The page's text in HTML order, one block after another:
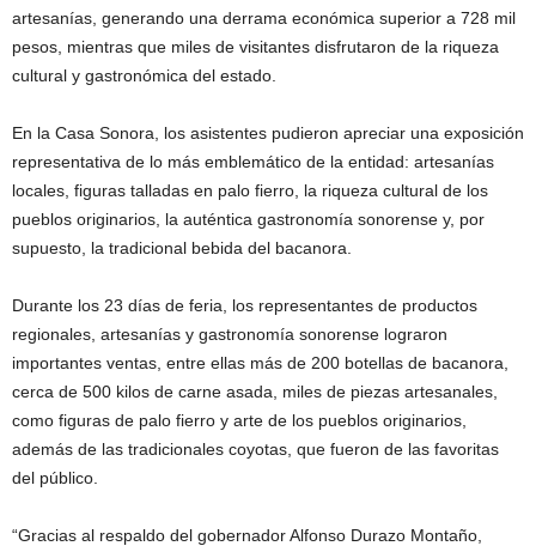
artesanías, generando una derrama económica superior a 728 mil
pesos, mientras que miles de visitantes disfrutaron de la riqueza
cultural y gastronómica del estado.
En la Casa Sonora, los asistentes pudieron apreciar una exposición
representativa de lo más emblemático de la entidad: artesanías
locales, figuras talladas en palo fierro, la riqueza cultural de los
pueblos originarios, la auténtica gastronomía sonorense y, por
supuesto, la tradicional bebida del bacanora.
Durante los 23 días de feria, los representantes de productos
regionales, artesanías y gastronomía sonorense lograron
importantes ventas, entre ellas más de 200 botellas de bacanora,
cerca de 500 kilos de carne asada, miles de piezas artesanales,
como figuras de palo fierro y arte de los pueblos originarios,
además de las tradicionales coyotas, que fueron de las favoritas
del público.
“Gracias al respaldo del gobernador Alfonso Durazo Montaño,